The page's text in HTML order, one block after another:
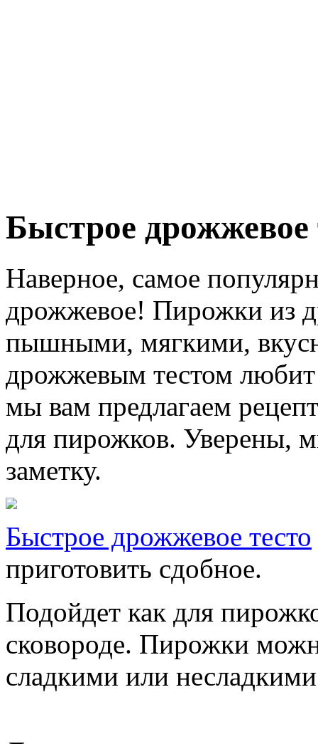
Быстрое дрожжевое
Наверное, самое
дрожжевое! Пирожки из
пышными, мягкими,
дрожжевым тестом любит
мы вам предлагаем
для пирожков. Уверены,
заметку.
Быстрое дрожжевое тесто
приготовить сдобное.
Подойдет как для
сковороде. Пирожки
сладкими или